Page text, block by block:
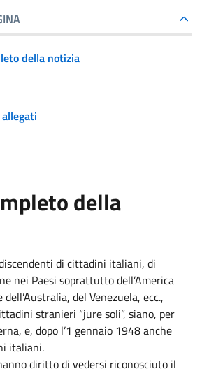
della notizia
della
di cittadini italiani, di
nei Paesi soprattutto dell’America
del Venezuela, ecc.,
stranieri “jure soli”, siano, per
e, dopo l’1 gennaio 1948 anche
italiani.
diritto di vedersi riconosciuto il